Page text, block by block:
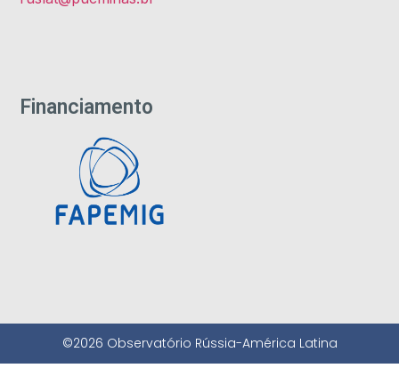
Financiamento
©2026 Observatório Rússia-América Latina